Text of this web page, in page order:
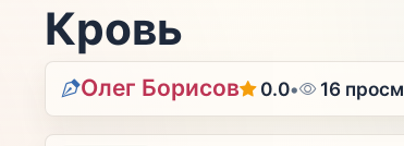
Кровь
Олег Борисов 0.0• 16